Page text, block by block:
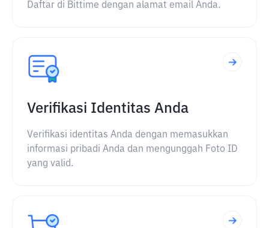
Daftar di Bittime dengan alamat email Anda.
Verifikasi Identitas Anda
Verifikasi identitas Anda dengan memasukkan
informasi pribadi Anda dan mengunggah Foto ID
yang valid.